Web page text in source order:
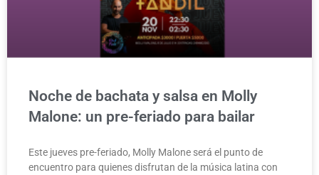
Noche de bachata y salsa en Molly
Malone: un pre-feriado para bailar
Este jueves pre-feriado, Molly Malone será el punto de
encuentro para quienes disfrutan de la música latina con